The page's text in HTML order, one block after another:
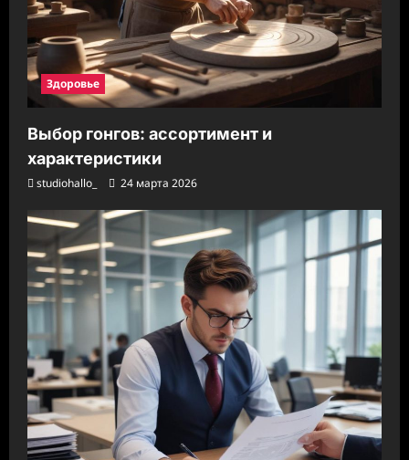
Здоровье
Выбор гонгов: ассортимент и
характеристики
studiohallo_ 24 марта 2026